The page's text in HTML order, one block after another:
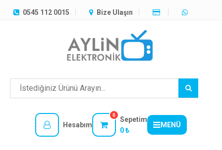
0545 112 0015 Bize Ulaşın
Hesabım
0
Sepetim
0 ₺
MENÜ
TÜM